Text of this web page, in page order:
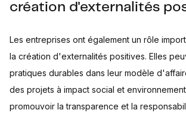
création d'externalités
Les entreprises ont également un rôle
la création d'externalités positives. Elles
pratiques durables dans leur modèle
des projets à impact social et
promouvoir la transparence et la